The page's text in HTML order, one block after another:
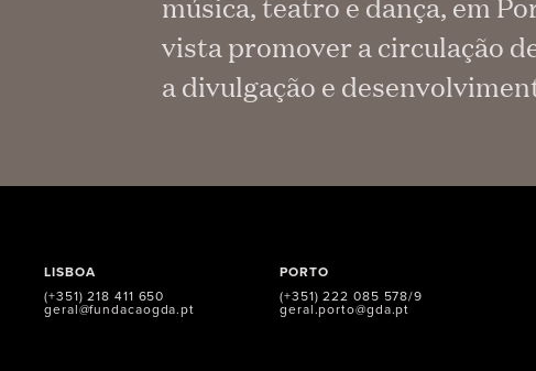
vista promover a circulação
a divulgação e
LISBOA
(+351) 218 411 650
geral@fundacaogda.pt
PORTO
(+351) 222 085 578/9
geral.porto@gda.pt